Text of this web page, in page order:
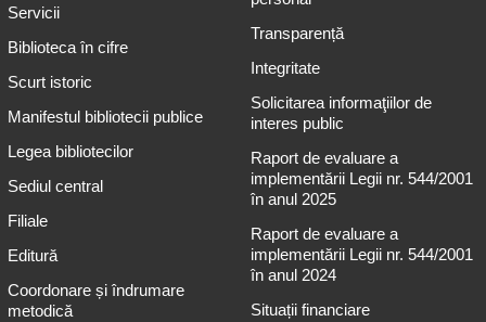
Servicii
Biblioteca în cifre
Scurt istoric
Manifestul bibliotecii publice
Legea bibliotecilor
Sediul central
Filiale
Editură
Coordonare și îndrumare
metodică
Transparență
Integritate
Solicitarea informaţiilor de
interes public
Raport de evaluare a
implementării Legii nr. 544/2001
în anul 2025
Raport de evaluare a
implementării Legii nr. 544/2001
în anul 2024
Situații financiare